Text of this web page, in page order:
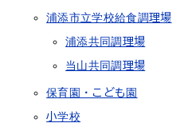
浦添市立学校給食調理場
浦添共同調理場
当山共同調理場
保育園・こども園
小学校